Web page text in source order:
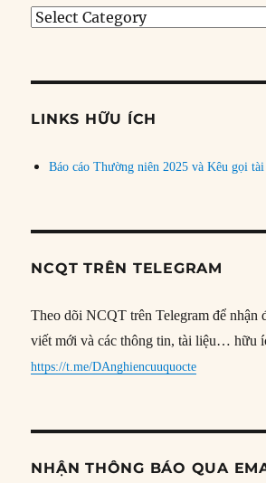
Tìm
đề
LINKS HỮU ÍCH
Báo cáo Thường niên 2025 và Kêu gọi
NCQT TRÊN TELEGRAM
Theo dõi NCQT trên Telegram để nhận
viết mới và các thông tin, tài liệu… hữu
https://t.me/DAnghiencuuquocte
NHẬN THÔNG BÁO QUA